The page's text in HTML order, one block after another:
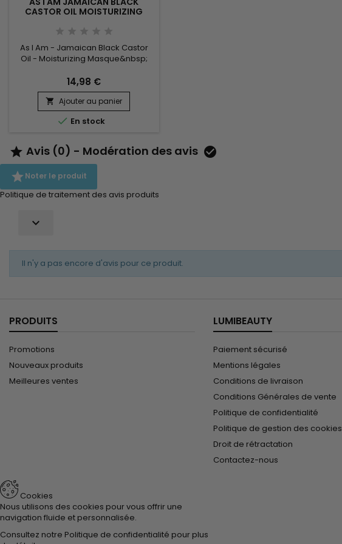
CASTOR OIL MOISTURIZING
CHEVEUX
As I Am - Jamaican Black Castor
Oil - Moisturizing Masque&nbsp;
intense AS I AM Restore & Repair
qui enrichit les cheveux
déshydratés. Ce soin
thérapeutique profond et
onctueux est enrichi à la vitamine
Jamaïque pour apporter le plus
d'hydratation possible. Ce produit
capillaire...
14,98 €
 Ajouter au panier
 En stock
 Avis (0) - Modération des avis 
Noter le produit
Politique de traitement des avis produits

Il n'y a pas encore d'avis pour ce produit.
PRODUITS
Promotions
Nouveaux produits
Meilleures ventes
LUMIBEAUTY
Paiement sécurisé
Mentions légales
Conditions de livraison
Conditions Générales de vente
Politique de confidentialité
Politique de gestion des cookies
Droit de rétractation
Contactez-nous
Cookies
Nous utilisons des cookies pour vous offrir une
navigation fluide et personnalisée.
Consultez notre Politique de confidentialité pour plus